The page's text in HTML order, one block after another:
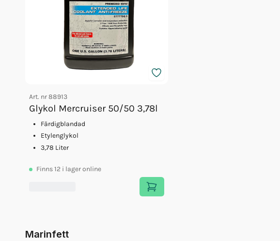
Art. nr88913
Glykol Mercruiser 50/50 3,78l
Färdigblandad
Etylenglykol
3,78 Liter
Finns12 i lager online
Marinfett